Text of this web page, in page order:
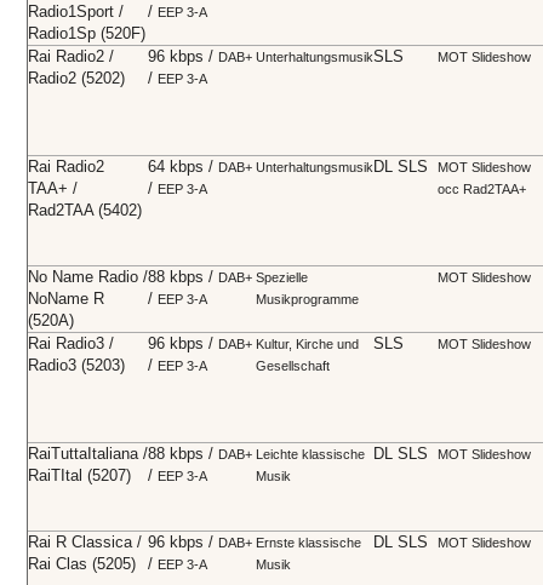
Radio1Sport /
Radio1Sp (520F)
/ EEP 3-A
Rai Radio2 /
Radio2 (5202)
96 kbps / DAB+
/ EEP 3-A
UnterhaltungsmusikSLS MOT Slideshow
Rai Radio2
TAA+ /
Rad2TAA (5402)
64 kbps / DAB+
/ EEP 3-A
UnterhaltungsmusikDL SLS
MOT Slideshow
occ Rad2TAA+
No Name Radio /
NoName R
(520A)
88 kbps / DAB+
/ EEP 3-A
Spezielle
Musikprogramme
MOT Slideshow
Rai Radio3 /
Radio3 (5203)
96 kbps / DAB+
/ EEP 3-A
Kultur, Kirche und
Gesellschaft
SLS MOT Slideshow
RaiTuttaItaliana /
RaiTItal (5207)
88 kbps / DAB+
/ EEP 3-A
Leichte klassische
Musik
DL SLS MOT Slideshow
Rai R Classica /
Rai Clas (5205)
96 kbps / DAB+
/ EEP 3-A
Ernste klassische
Musik
DL SLS MOT Slideshow